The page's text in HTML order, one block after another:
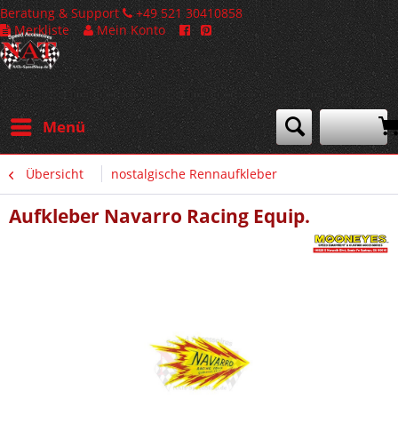
Beratung & Support
+49 521 30410858
Merkliste
Mein Konto
Menü
Übersicht nostalgische Rennaufkleber
Aufkleber Navarro Racing Equip.